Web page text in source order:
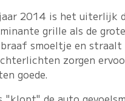
2014 is het uiterlijk
grille als de
smoeltje en
zorgen
goede.